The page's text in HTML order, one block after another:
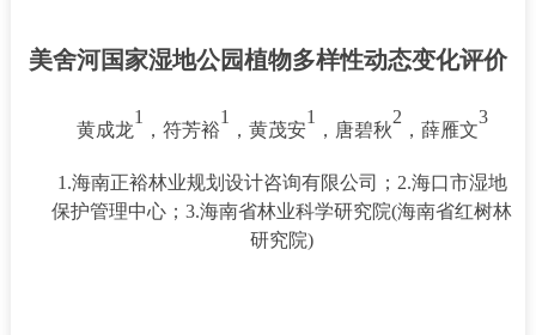
美舍河国家湿地公园植物多样性动态变化评价
黄成龙
1
，符芳裕
1
，黄茂安
1
，唐碧秋
2
，薛雁文
3
1.海南正裕林业规划设计咨询有限公司；2.海口市湿地
保护管理中心；3.海南省林业科学研究院(海南省红树林
研究院)